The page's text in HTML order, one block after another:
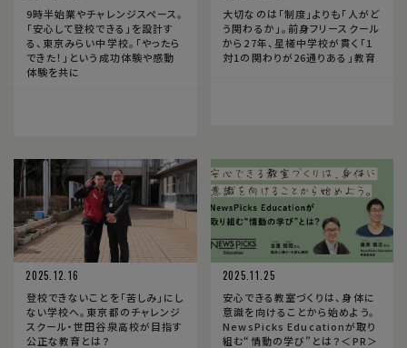
9時半始業やチャレンジスペース。
「安心して登校できる」を設計す
る、東京みらい中学校。「やったら
できた！」という成功体験や感動
体験を共に
大切なのは「制度」よりも「人がど
う関わるか」。前身フリースクール
から27年、星槎中学校が貫く「1
対1の関わりが26通りある」教育
2025.12.16
登校できないことを「苦しみ」にし
ない学校へ。東京都のチャレンジ
スクール・世田谷泉高校が目指す
公正な教育とは？
2025.11.25
安心できる教室づくりは、身体に
意識を向けることから始めよう。
NewsPicks Educationが取り
組む“情動の学び”とは？＜PR＞